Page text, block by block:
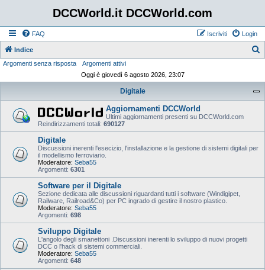
DCCWorld.it DCCWorld.com
FAQ Login
Iscriviti
Indice
Argomenti senza risposta
Argomenti attivi
Oggi è giovedì 6 agosto 2026, 23:07
Digitale
Aggiornamenti DCCWorld
Ultimi aggiornamenti presenti su DCCWorld.com
Reindirizzamenti totali: 690127
Digitale
Discussioni inerenti l'esecizio, l'installazione e la gestione di sistemi digitali per
il modellismo ferroviario.
Moderatore: Seba55
Argomenti: 6301
Software per il Digitale
Sezione dedicata alle discussioni riguardanti tutti i software (Windigipet,
Railware, Railroad&Co) per PC ingrado di gestire il nostro plastico.
Moderatore: Seba55
Argomenti: 698
Sviluppo Digitale
L'angolo degli smanettoni .Discussioni inerenti lo sviluppo di nuovi progetti
DCC o l'hack di sistemi commerciali.
Moderatore: Seba55
Argomenti: 648